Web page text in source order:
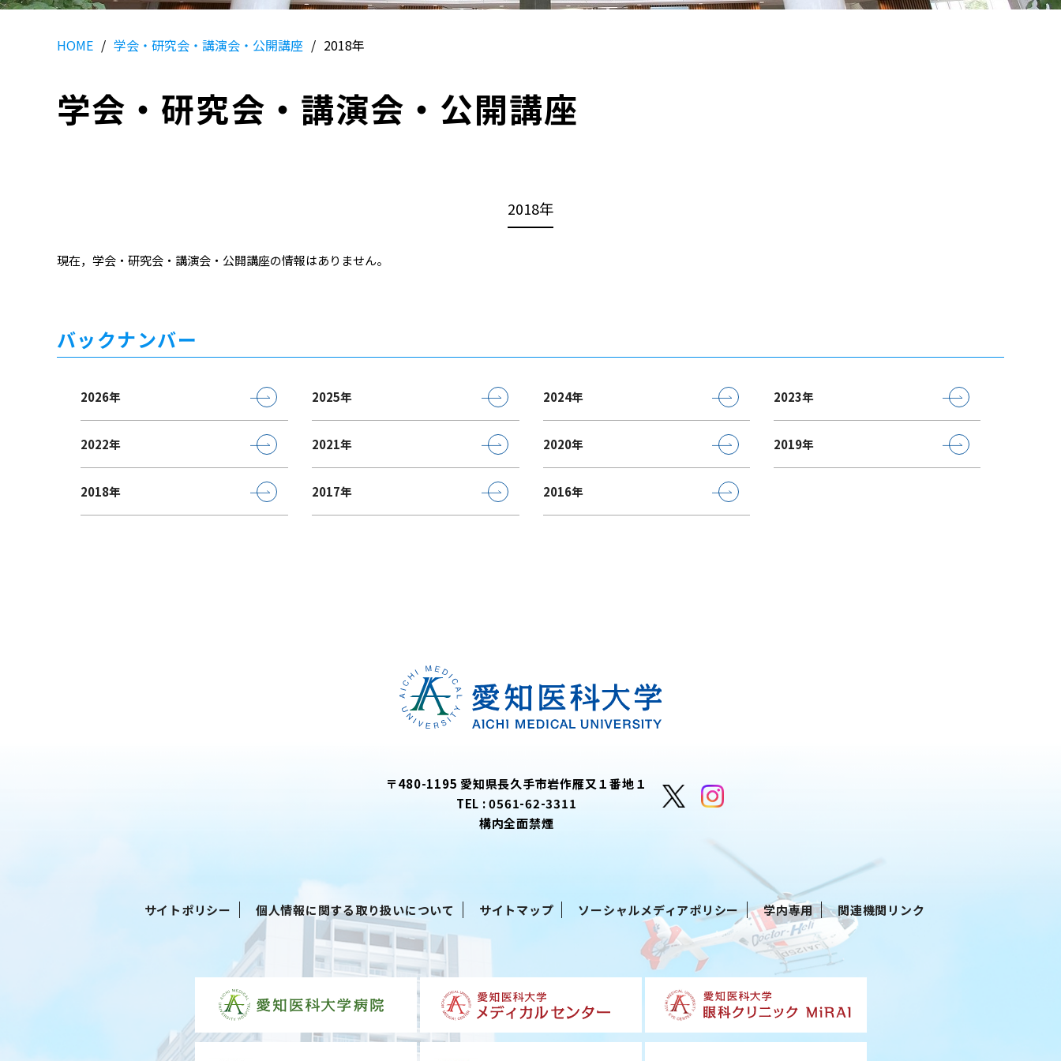
HOME 学会・研究会・講演会・公開講座 2018年
学会・研究会・講演会・公開講座
2018年
現在，学会・研究会・講演会・公開講座の情報はありません。
バックナンバー
2026年 2025年 2024年 2023年
2022年 2021年 2020年 2019年
2018年 2017年 2016年
〒480-1195 愛知県長久手市岩作雁又１番地１
TEL :0561-62-3311
構内全面禁煙
サイトポリシー 個人情報に関する取り扱いについて サイトマップ ソーシャルメディアポリシー 学内専用 関連機関リンク